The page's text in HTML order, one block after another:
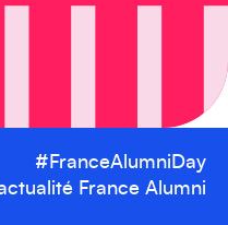
#FranceAlumniDay
France Alumni